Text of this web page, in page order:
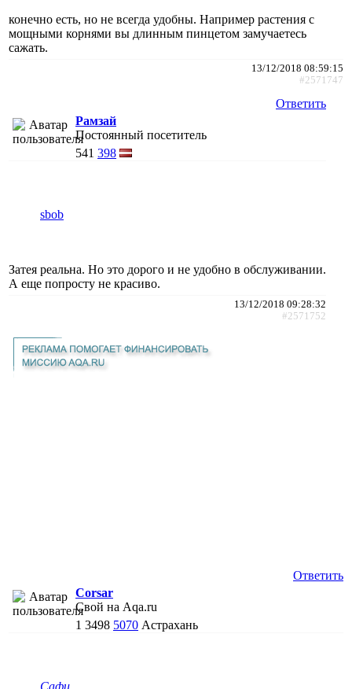
конечно есть, но не всегда удобны. Например растения с
мощными корнями вы длинным пинцетом замучаетесь
сажать.
13/12/2018 08:59:15
#2571747
Ответить
Рамзай
Постоянный посетитель
541 398
sbob
Затея реальна. Но это дорого и не удобно в обслуживании.
А еще попросту не красиво.
13/12/2018 09:28:32
#2571752
Ответить
Corsar
Свой на Aqa.ru
1 3498 5070 Астрахань
Сафи